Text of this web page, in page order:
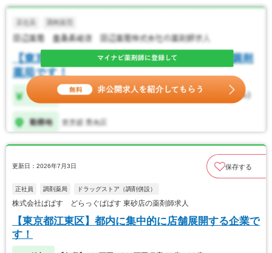
更新日：2026年7月3日 保存する
正社員 調剤薬局 ドラッグストア（調剤併設）
株式会社ぱぱす どらっぐぱぱす 東砂店の薬剤師求人
【東京都江東区】都内に集中的に店舗展開する企業で
す！